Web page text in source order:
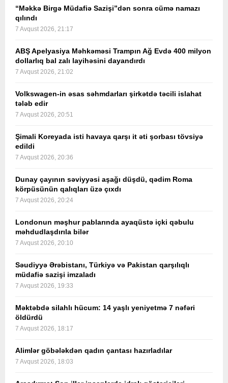
“Məkkə Birgə Müdafiə Sazişi”dən sonra cümə namazı
qılındı
7 Avqust 2026, 21:17
ABŞ Apelyasiya Məhkəməsi Trampın Ağ Evdə 400 milyon
dollarlıq bal zalı layihəsini dayandırdı
7 Avqust 2026, 21:02
Volkswagen-in əsas səhmdarları şirkətdə təcili islahat
tələb edir
7 Avqust 2026, 20:51
Şimali Koreyada isti havaya qarşı it əti şorbası tövsiyə
edildi
7 Avqust 2026, 20:36
Dunay çayının səviyyəsi aşağı düşdü, qədim Roma
körpüsünün qalıqları üzə çıxdı
7 Avqust 2026, 20:24
Londonun məşhur pablarında ayaqüstə içki qəbulu
məhdudlaşdırıla bilər
7 Avqust 2026, 20:10
Səudiyyə Ərəbistanı, Türkiyə və Pakistan qarşılıqlı
müdafiə sazişi imzaladı
7 Avqust 2026, 19:33
Məktəbdə silahlı hücum: 14 yaşlı yeniyetmə 7 nəfəri
öldürdü
7 Avqust 2026, 18:17
Alimlər göbələkdən qadın çantası hazırladılar
7 Avqust 2026, 18:03